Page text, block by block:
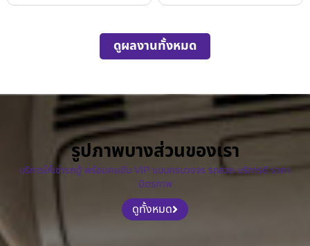
ดูผลงานทั้งหมด
รูปภาพบางส่วนของเรา
บริการให้เช่ารถตู้ พร้อมคนขับ VIP แบบครบวงจร รถสวย บริการดี ราคา
มิตรภาพ
ดูทั้งหมด